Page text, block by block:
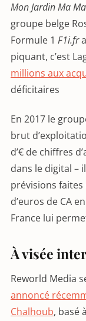
Mon Jardin Ma
groupe belge
Formule 1 F1i.fr
piquant, c’est
millions aux
déficitaires
En 2017 le
brut
d’€ de chiffres
dans le digital –
prévisions faites
d’euros de CA
France lui
À visée
Reworld Media
annoncé
Chalhoub, basé